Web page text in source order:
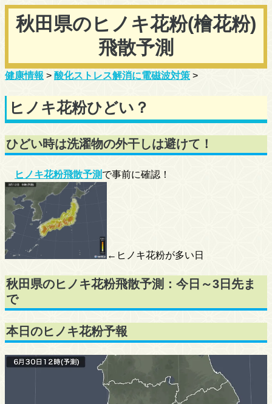
秋田県のヒノキ花粉(檜花粉)
飛散予測
健康情報 > 酸化ストレス解消に電磁波対策 >
ヒノキ花粉ひどい？
ひどい時は洗濯物の外干しは避けて！
ヒノキ花粉飛散予測 で事前に確認！
←ヒノキ花粉が多い日
秋田県のヒノキ花粉飛散予測：今日～3日先ま
で
本日のヒノキ花粉予報